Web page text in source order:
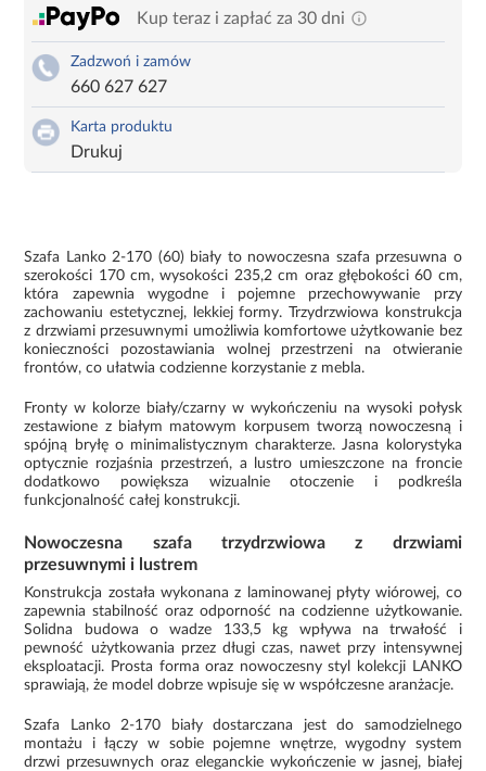
Kup teraz i zapłać za 30 dni
Zadzwoń i zamów
660 627 627
Karta produktu
Drukuj
Szafa Lanko 2-170 (60) biały to nowoczesna szafa przesuwna o
szerokości 170 cm, wysokości 235,2 cm oraz głębokości 60 cm,
która zapewnia wygodne i pojemne przechowywanie przy
zachowaniu estetycznej, lekkiej formy. Trzydrzwiowa konstrukcja
z drzwiami przesuwnymi umożliwia komfortowe użytkowanie bez
konieczności pozostawiania wolnej przestrzeni na otwieranie
frontów, co ułatwia codzienne korzystanie z mebla.
Fronty w kolorze biały/czarny w wykończeniu na wysoki połysk
zestawione z białym matowym korpusem tworzą nowoczesną i
spójną bryłę o minimalistycznym charakterze. Jasna kolorystyka
optycznie rozjaśnia przestrzeń, a lustro umieszczone na froncie
dodatkowo powiększa wizualnie otoczenie i podkreśla
funkcjonalność całej konstrukcji.
Nowoczesna szafa trzydrzwiowa z drzwiami
przesuwnymi i lustrem
Konstrukcja została wykonana z laminowanej płyty wiórowej, co
zapewnia stabilność oraz odporność na codzienne użytkowanie.
Solidna budowa o wadze 133,5 kg wpływa na trwałość i
pewność użytkowania przez długi czas, nawet przy intensywnej
eksploatacji. Prosta forma oraz nowoczesny styl kolekcji LANKO
sprawiają, że model dobrze wpisuje się w współczesne aranżacje.
Szafa Lanko 2-170 biały dostarczana jest do samodzielnego
montażu i łączy w sobie pojemne wnętrze, wygodny system
drzwi przesuwnych oraz eleganckie wykończenie w jasnej, białej